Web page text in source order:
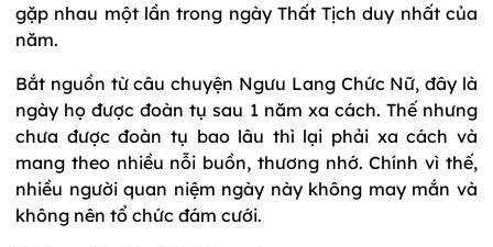
gặp nhau một lần trong ngày Thất Tịch duy nhất của
năm.
Bắt nguồn từ câu chuyện Ngưu Lang Chức Nữ, đây là
ngày họ được đoàn tụ sau 1 năm xa cách. Thế nhưng
chưa được đoàn tụ bao lâu thì lại phải xa cách và
mang theo nhiều nỗi buồn, thương nhớ. Chính vì thế,
nhiều người quan niệm ngày này không may mắn và
không nên tổ chức đám cưới.